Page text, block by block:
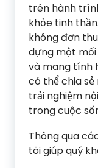
trên hành
khỏe tinh
không đơn
dựng một mối
và mang tính
có thể chia
trải nghiệm
trong cuộc
Thông qua
tôi giúp quý